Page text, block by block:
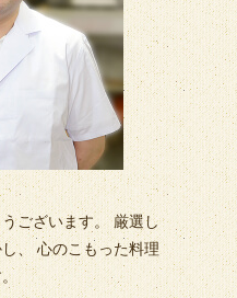
ございます。 厳選し
、 心のこもった料理